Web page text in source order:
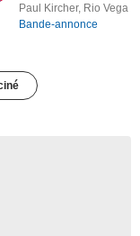
Paul Kircher, Rio Vega
Bande-annonce